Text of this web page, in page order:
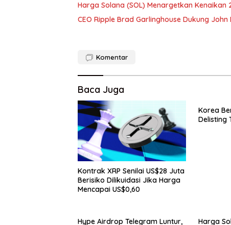
Harga Solana (SOL) Menargetkan
CEO Ripple Brad Garlinghouse Dukung
Komentar
Baca Juga
Kontrak XRP Senilai US$28 Juta
Berisiko Dilikuidasi Jika Harga
Mencapai US$0,60
Korea
Delisting
Hype Airdrop Telegram Luntur, Harga